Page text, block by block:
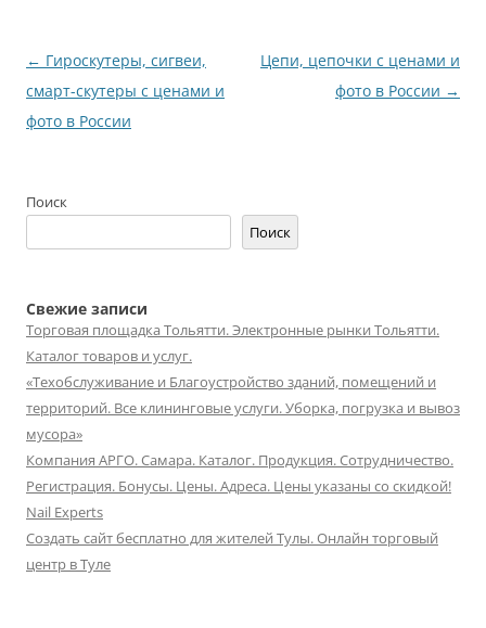
Навигация
по
записям
← Гироскутеры, сигвеи,
смарт-скутеры с ценами и
фото в России
Цепи, цепочки с ценами и
фото в России →
Поиск
Поиск
Свежие записи
Торговая площадка Тольятти. Электронные рынки Тольятти.
Каталог товаров и услуг.
«Техобслуживание и Благоустройство зданий, помещений и
территорий. Все клининговые услуги. Уборка, погрузка и вывоз
мусора»
Компания АРГО. Самара. Каталог. Продукция. Сотрудничество.
Регистрация. Бонусы. Цены. Адреса. Цены указаны со скидкой!
Nail Experts
Создать сайт бесплатно для жителей Тулы. Онлайн торговый
центр в Туле